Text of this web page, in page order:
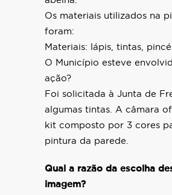
Os materiais utilizados na
foram:
Materiais: lápis, tintas,
O Município esteve
ação?
Foi solicitada à Junta de
algumas tintas. A câmara
kit composto por 3 cores
pintura da parede.
Qual a razão da escolha
imagem?